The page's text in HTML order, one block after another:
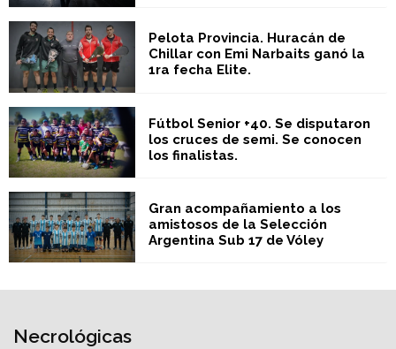
Pelota Provincia. Huracán de
Chillar con Emi Narbaits ganó la
1ra fecha Elite.
Fútbol Senior +40. Se disputaron
los cruces de semi. Se conocen
los finalistas.
Gran acompañamiento a los
amistosos de la Selección
Argentina Sub 17 de Vóley
Necrológicas